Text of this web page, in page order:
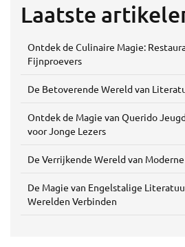
Laatste
Ontdek de Culinaire Magie:
Fijnproevers
De Betoverende Wereld van
Ontdek de Magie van Querido
voor Jonge Lezers
De Verrijkende Wereld van
De Magie van Engelstalige
Werelden Verbinden